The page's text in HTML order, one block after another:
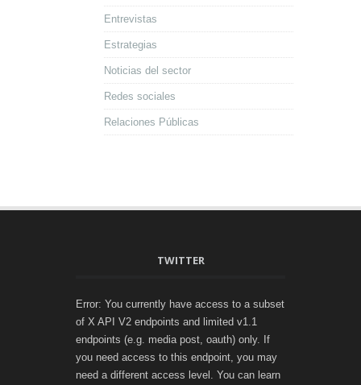
Entrevistas
Estrategias
Noticias del sector
Redes sociales
Relaciones Públicas
TWITTER
Error: You currently have access to a subset
of X API V2 endpoints and limited v1.1
endpoints (e.g. media post, oauth) only. If
you need access to this endpoint, you may
need a different access level. You can learn